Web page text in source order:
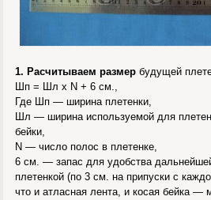
1. Расчитываем размер будущей
Шп = Шл х N + 6 см.,
Где Шп — ширина плетенки,
Шл — ширина используемой для
бейки,
N — число полос в плетенке,
6 см. — запас для удобства
плетенкой (по 3 см. на припуски с
что и атласная лента, и косая бейка —